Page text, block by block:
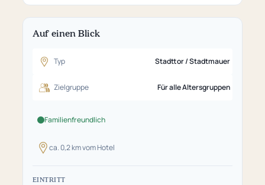
Auf einen Blick
Typ Stadttor / Stadtmauer
Zielgruppe Für alle Altersgruppen
Familienfreundlich
ca. 0,2 km vom Hotel
EINTRITT